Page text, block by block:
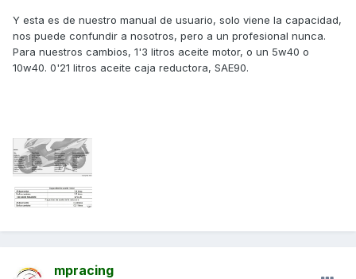
Y esta es de nuestro manual de usuario, solo viene la capacidad,
nos puede confundir a nosotros, pero a un profesional nunca.
Para nuestros cambios, 1'3 litros aceite motor, o un 5w40 o
10w40. 0'21 litros aceite caja reductora, SAE90.
mpracing